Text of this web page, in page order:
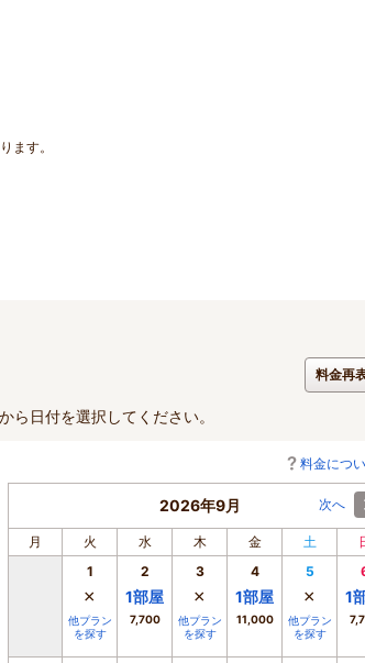
ます。
料金再
ら日付を選択してください。
料金につ
2026年9月 次へ
月 火 水 木 金 土
1
×
他プラン
を探す
2
1部屋
7,700
3
×
他プラン
を探す
4
1部屋
11,000
5
×
他プラン
を探す
1